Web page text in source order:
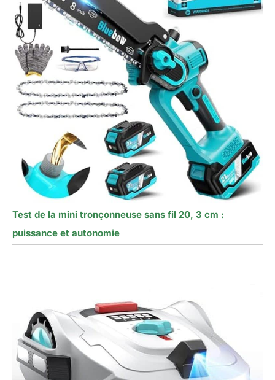
Test de la mini tronçonneuse sans fil 20, 3 cm :
puissance et autonomie